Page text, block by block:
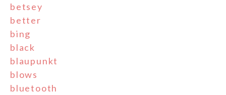
betsey
better
bing
black
blaupunkt
blows
bluetooth